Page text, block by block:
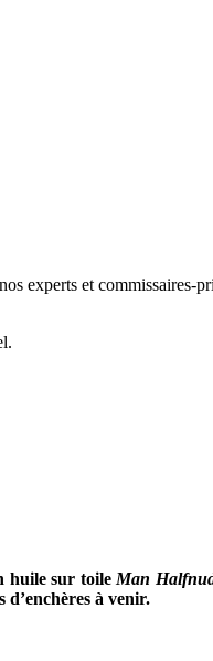
experts et commissaires-
huile sur toileMan
d’enchères à venir.